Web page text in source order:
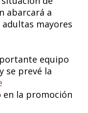
abarcará a
mayores
equipo
se prevé la
en la promoción